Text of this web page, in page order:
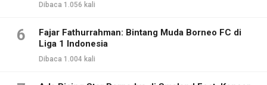
Dibaca 1.056 kali
6
Fajar Fathurrahman: Bintang Muda Borneo FC di
Liga 1 Indonesia
Dibaca 1.004 kali